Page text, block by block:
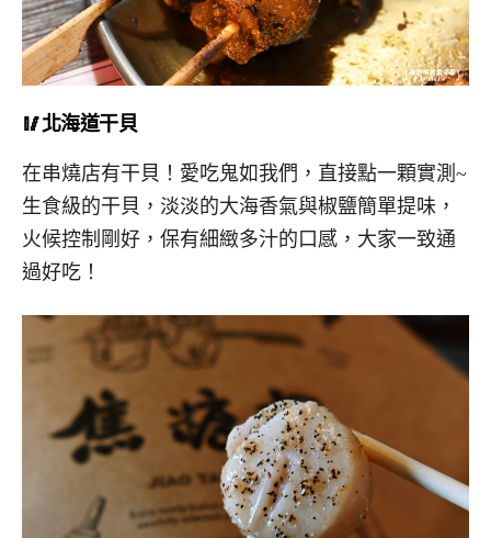
🥢北海道干貝
在串燒店有干貝！愛吃鬼如我們，直接點一顆實測~
生食級的干貝，淡淡的大海香氣與椒鹽簡單提味，
火候控制剛好，保有細緻多汁的口感，大家一致通
過好吃！